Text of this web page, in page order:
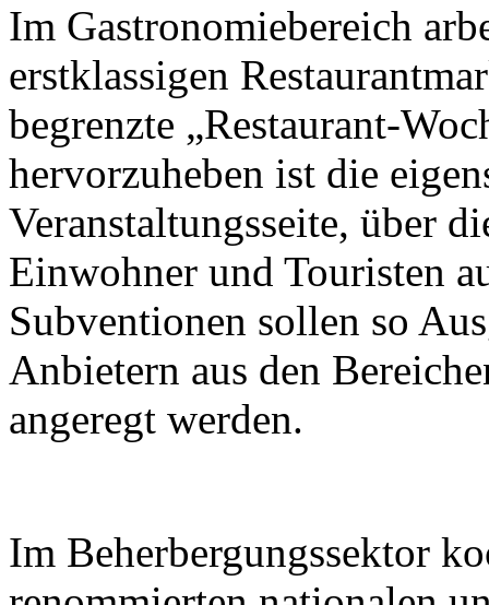
Im Gastronomiebereich
erstklassigen
begrenzte „Restaurant-
hervorzuheben ist die
Veranstaltungsseite, über
Einwohner und Touristen
Subventionen sollen so
Anbietern aus den
angeregt werden.
Im Beherbergungssektor